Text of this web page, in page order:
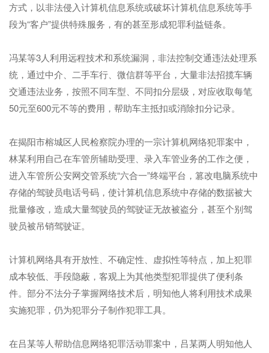
方式，以非法侵入计算机信息系统或破坏计算机信息系统等手
段为“客户”提供特殊服务，有的甚至形成犯罪利益链条。
冯某等3人利用远程技术和系统漏洞，非法控制交通违法处理系
统，通过中介、二手车行、微信群等平台，大量非法招揽车辆
交通违法业务，按照不同车型、不同扣分层级，对应收取每笔
50元至600元不等的费用，帮助车主抵扣或消除扣分记录。
在揭阳市榕城区人民检察院办理的一宗计算机网络犯罪案中，
林某利用自己在车管所辅助受理、录入车管业务的工作之便，
进入车管所公安网交管系统“六合一”终端平台，篡改电脑系统中
存储的驾驶员电话号码，使计算机信息系统中存储的数据被大
批量修改，造成大量驾驶员的驾驶证无故被盗分，甚至个别驾
驶员被吊销驾驶证。
计算机网络具有开放性、不确定性、虚拟性等特点，加上犯罪
成本较低、手段隐蔽，客观上为其他类型犯罪提供了便利条
件。部分不法分子掌握网络技术后，明知他人将利用技术成果
实施犯罪，仍为犯罪分子制作犯罪工具。
在吕某等人帮助信息网络犯罪活动罪案中，吕某两人明知他人